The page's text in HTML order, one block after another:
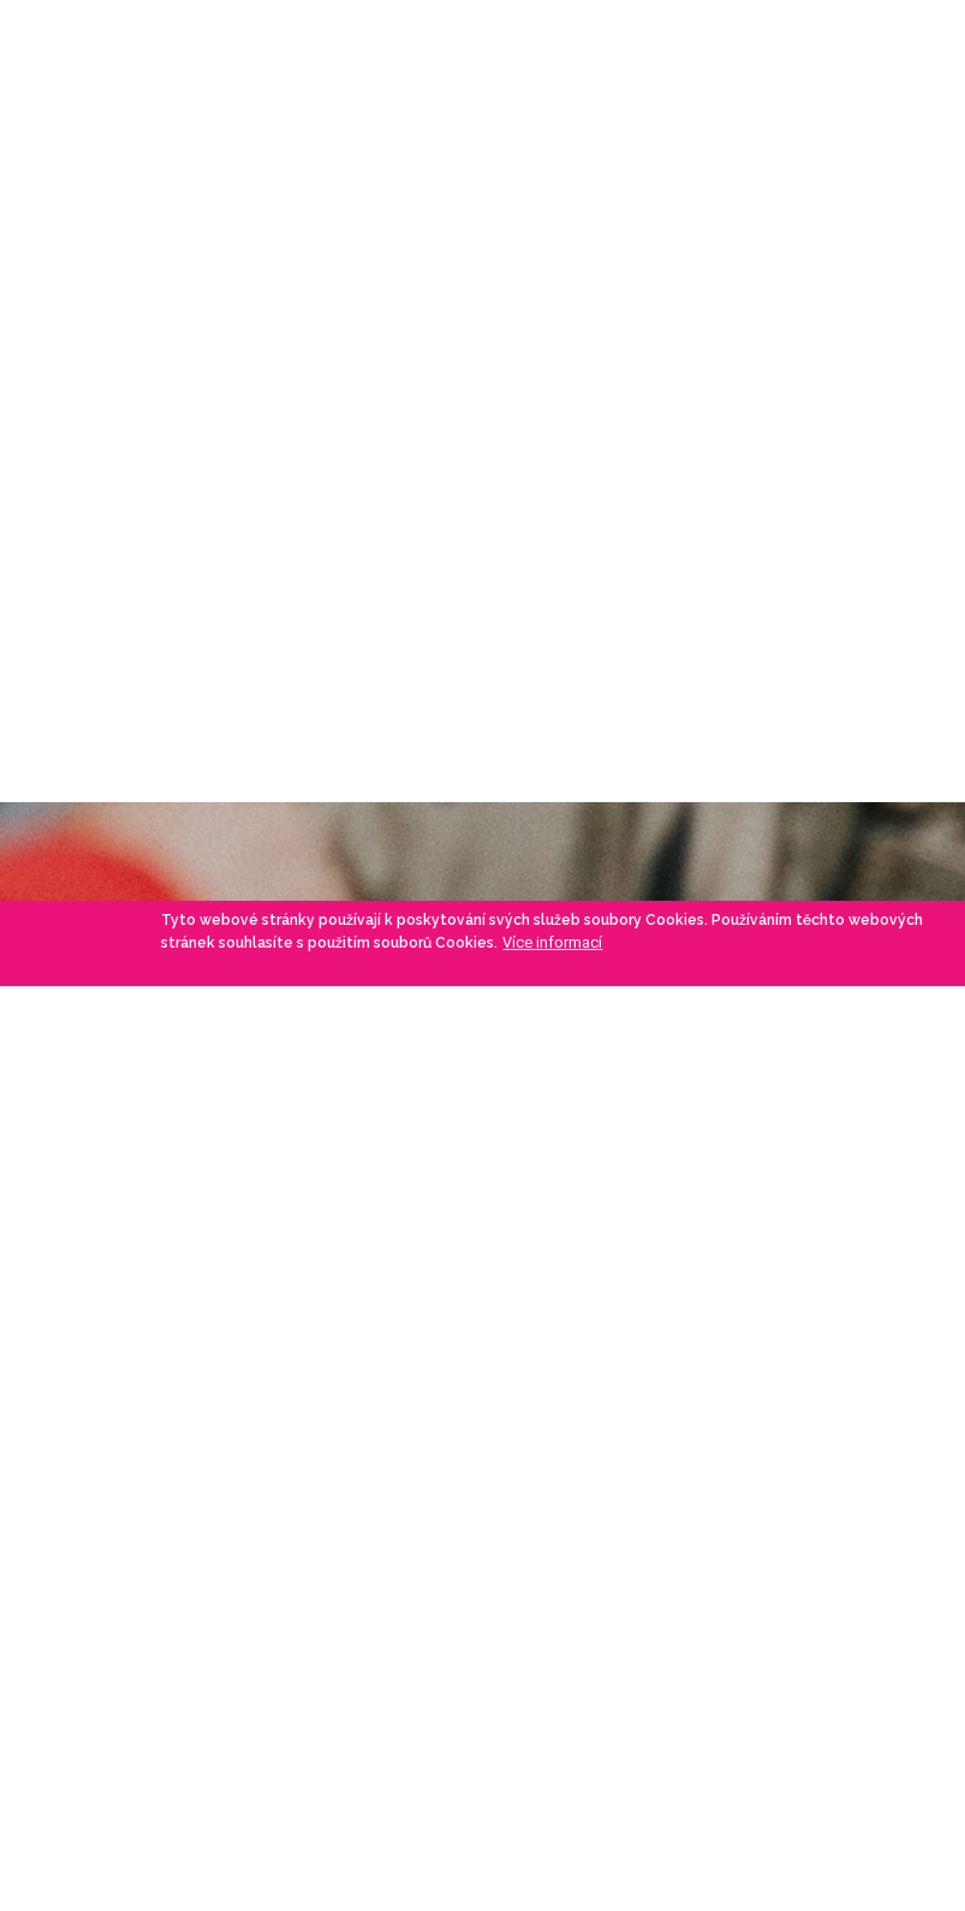
Tyto webové stránky používají k poskytování svých služeb soubory Cookies. Používáním těchto webových
stránek souhlasíte s použitím souborů Cookies. Více informací